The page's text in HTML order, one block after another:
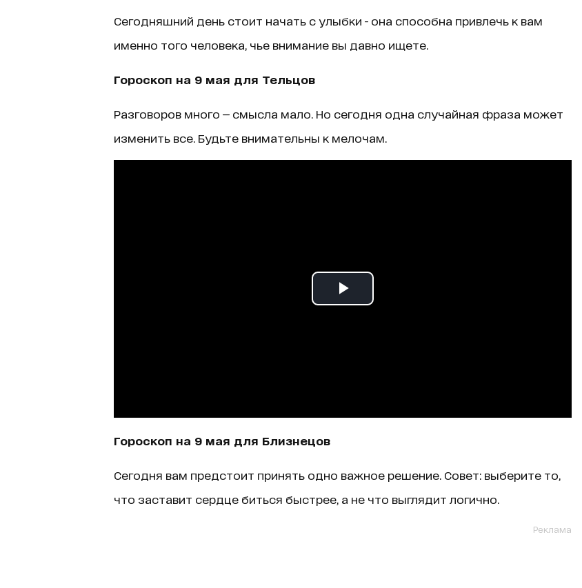
Сегодняшний день стоит начать с улыбки - она способна привлечь к вам
именно того человека, чье внимание вы давно ищете.
Гороскоп на 9 мая для Тельцов
Разговоров много — смысла мало. Но сегодня одна случайная фраза может
изменить все. Будьте внимательны к мелочам.
Гороскоп на 9 мая для Близнецов
Сегодня вам предстоит принять одно важное решение. Совет: выберите то,
что заставит сердце биться быстрее, а не что выглядит логично.
Реклама